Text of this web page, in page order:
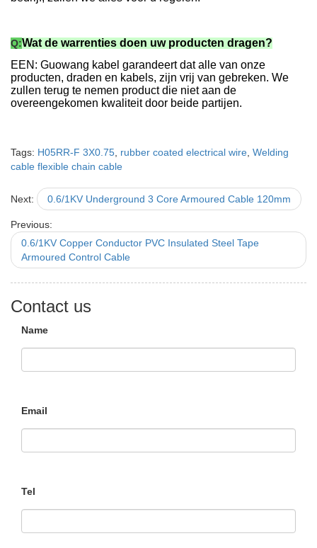
Q:Wat de warrenties doen uw producten dragen?
EEN: Guowang kabel garandeert dat alle van onze
producten, draden en kabels, zijn vrij van gebreken. We
zullen terug te nemen product die niet aan de
overeengekomen kwaliteit door beide partijen.
Tags: H05RR-F 3X0.75 rubber coated electrical wire Welding
cable flexible chain cable
Next: 0.6/1KV Underground 3 Core Armoured Cable 120mm
Previous:
0.6/1KV Copper Conductor PVC Insulated Steel Tape
Armoured Control Cable
Contact us
Name
Email
Tel